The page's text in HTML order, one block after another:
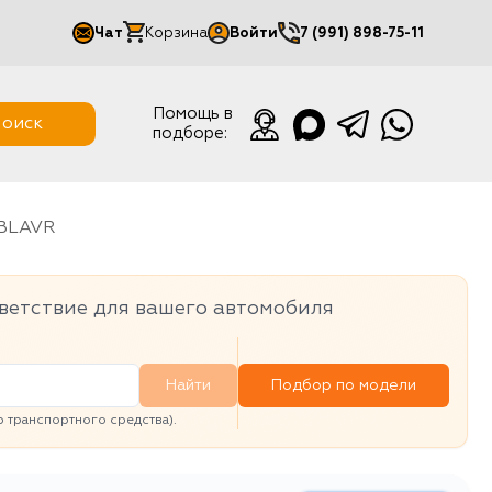
Чат Корзина Войти
Мой кабинет
7 (991) 898-75-11
Помощь в
подборе:
для вашего автомобиля
Найти
средства).
Подбор по модели